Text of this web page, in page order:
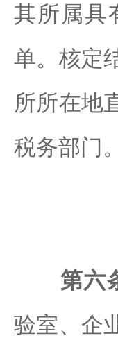
其所属具
单。核定
所所在地
税务部门。
第六
验室、企